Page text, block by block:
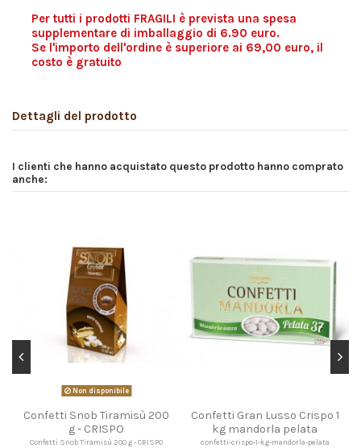
Per tutti i prodotti FRAGILI è prevista una spesa
supplementare di imballaggio di 6.90 euro.
Se l'importo dell'ordine è superiore ai 69,00 euro, il
costo è gratuito
Dettagli del prodotto
I clienti che hanno acquistato questo prodotto hanno comprato
anche:
Non disponibile
Confetti Snob Tiramisù 200
g - CRISPO
Confetti Snob Tiramisù 200 g - CRISPO
Confetti Gran Lusso Crispo 1
kg mandorla pelata
confetti-crispo-1-kg-mandorla-pelata